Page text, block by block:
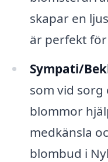
skapar en
är perfekt
Sympati/
som vid
blommor
medkänsla
blombud i